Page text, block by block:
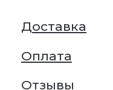
Доставка
Оплата
Отзывы